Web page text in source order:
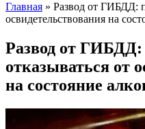
Главная » Развод от ГИБДД:
освидетельствования на
Развод от ГИБДД:
отказываться от
на состояние